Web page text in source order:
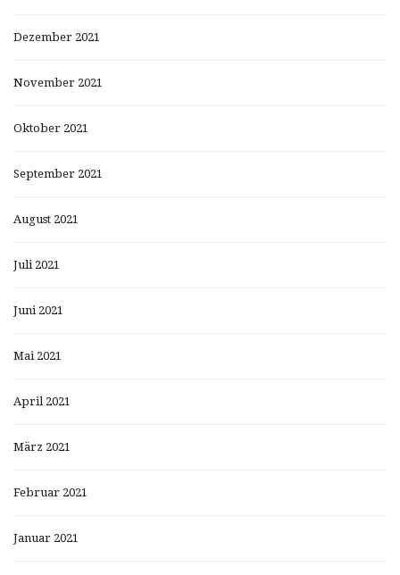
Dezember 2021
November 2021
Oktober 2021
September 2021
August 2021
Juli 2021
Juni 2021
Mai 2021
April 2021
März 2021
Februar 2021
Januar 2021